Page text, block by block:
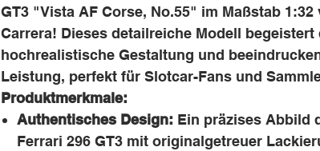
GT3 "Vista AF Corse, No.55" im Maßstab 1:32
Carrera! Dieses detailreiche Modell begeistert
hochrealistische Gestaltung und
Leistung, perfekt für Slotcar-Fans und
Produktmerkmale:
Authentisches Design: Ein präzises Abbild
Ferrari 296 GT3 mit originalgetreuer